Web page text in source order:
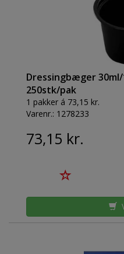
Dressingbæger
250stk/pak
1 pakker á 73,15 kr.
Varenr.: 1278233
73,15 kr.